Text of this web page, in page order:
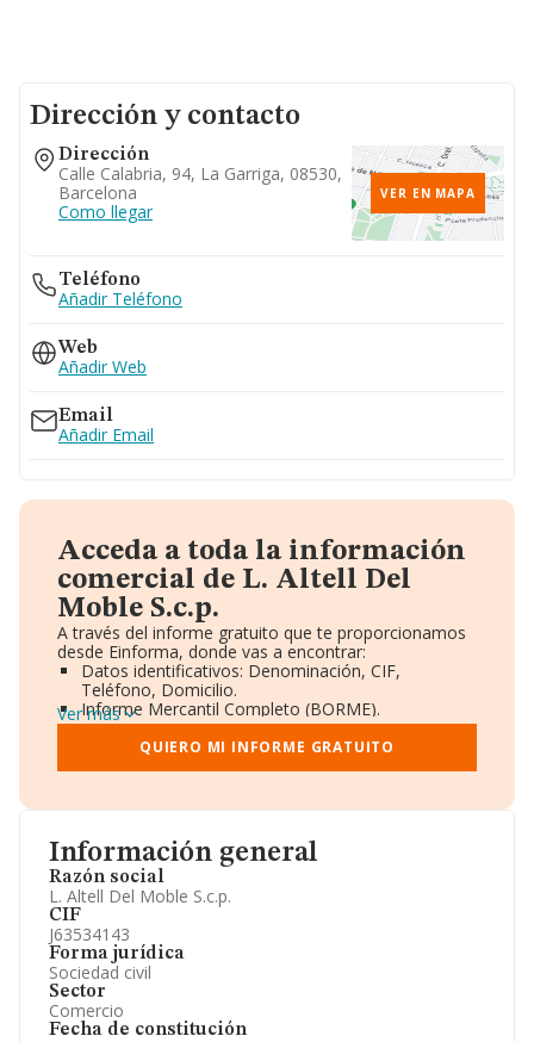
Información general
Razón social
L. Altell Del Moble S.c.p.
CIF
J63534143
Forma jurídica
Sociedad civil
Sector
Comercio
Fecha de constitución
Dirección y contacto
Dirección
Calle Calabria, 94, La Garriga, 08530,
Barcelona
Como llegar
VER EN MAPA
Teléfono
Añadir Teléfono
Web
Añadir Web
Email
Añadir Email
Acceda a toda la información
comercial de L. Altell Del
Moble S.c.p.
A través del informe gratuito que te proporcionamos
desde Einforma, donde vas a encontrar:
Datos identificativos: Denominación, CIF,
Teléfono, Domicilio.
Informe Mercantil Completo (BORME).
Gráficos de Evolución Ventas y Empleados.
Consejo de Administración y Administradores.
Directivos y Ejecutivos.
Información oficial y registral complementaria.
Ver más
QUIERO MI INFORME GRATUITO